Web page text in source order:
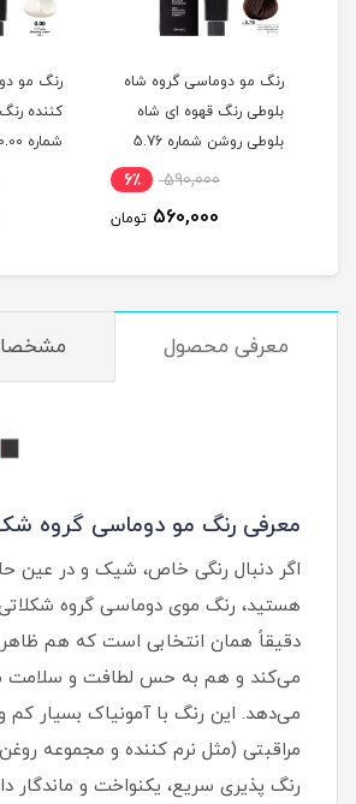
رنگ مو دوماسی گروه شاه
بلوطی رنگ قهوه ای شاه
بلوطی روشن شماره 5.76
590,000 6٪
560,000 تومان
رنگ مو
کننده
معرفی محصول
معرفی رنگ مو دوماسی گروه
اگر دنبال رنگی خاص، شیک و در عین
هستید، رنگ موی دوماسی گروه
دقیقاً همان انتخابی است که هم ظاهر
می‌کند و هم به حس لطافت و سلامت
می‌دهد. این رنگ با آمونیاک بسیار کم
مراقبتی (مثل نرم‌ کننده و مجموعه
رنگ‌ پذیری سریع، یکنواخت و ماندگار